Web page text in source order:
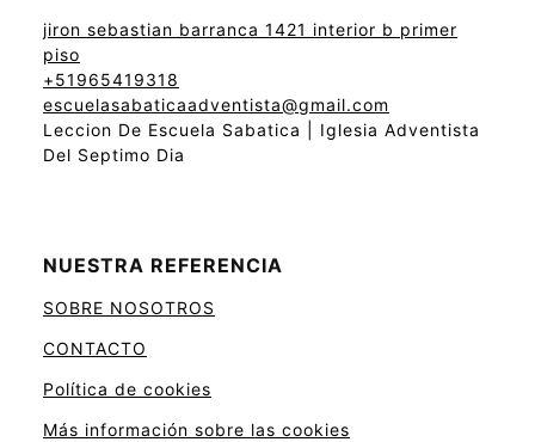
jiron sebastian barranca 1421 interior b primer
piso
+51965419318
escuelasabaticaadventista@gmail.com
Leccion De Escuela Sabatica | Iglesia Adventista
Del Septimo Dia
NUESTRA REFERENCIA
SOBRE NOSOTROS
CONTACTO
Política de cookies
Más información sobre las cookies